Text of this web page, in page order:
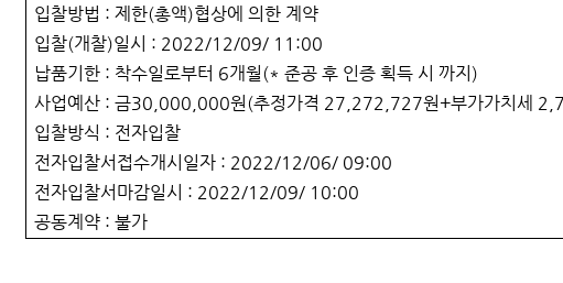
입찰방법 : 제한(총액)협상에 의한 계약
입찰(개찰)일시 : 2022/12/09/ 11:00
납품기한 : 착수일로부터 6개월(* 준공 후 인증 획득 시 까지 )
사업예산 : 금30,000,000원(추정가격 27,272,727원+부가가치세
입찰방식 : 전자입찰
전자입찰서접수개시일자 : 2022/12/06/ 09:00
전자입찰서마감일시 : 2022/12/09/ 10:00
공동계약 : 불가